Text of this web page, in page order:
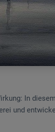
In
und